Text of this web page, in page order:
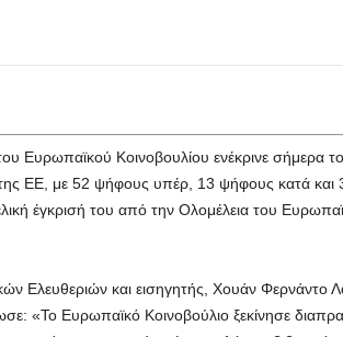
Ευρωπαϊκού Κοινοβουλίου ενέκρινε σήμερα
ΕΕ, με 52 ψήφους υπέρ, 13 ψήφους κατά και
έγκρισή του από την Ολομέλεια του
Ελευθεριών και εισηγητής, Χουάν Φερνάντο
«Το Ευρωπαϊκό Κοινοβούλιο ξεκίνησε